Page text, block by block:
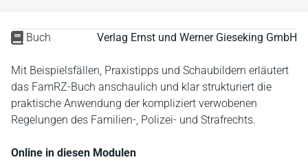
Buch Verlag Ernst und Werner Gieseking GmbH
Mit Beispielsfällen, Praxistipps und Schaubildern erläutert
das FamRZ-Buch anschaulich und klar strukturiert die
praktische Anwendung der kompliziert verwobenen
Regelungen des Familien-, Polizei- und Strafrechts.
Online in diesen Modulen